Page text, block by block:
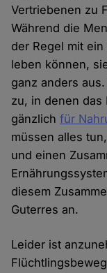
Vertriebenen zu
Während die
der Regel mit
leben können,
ganz anders
zu, in denen das
gänzlichfür
müssen alles
und einen
diesem
Guterres an.
Leider ist